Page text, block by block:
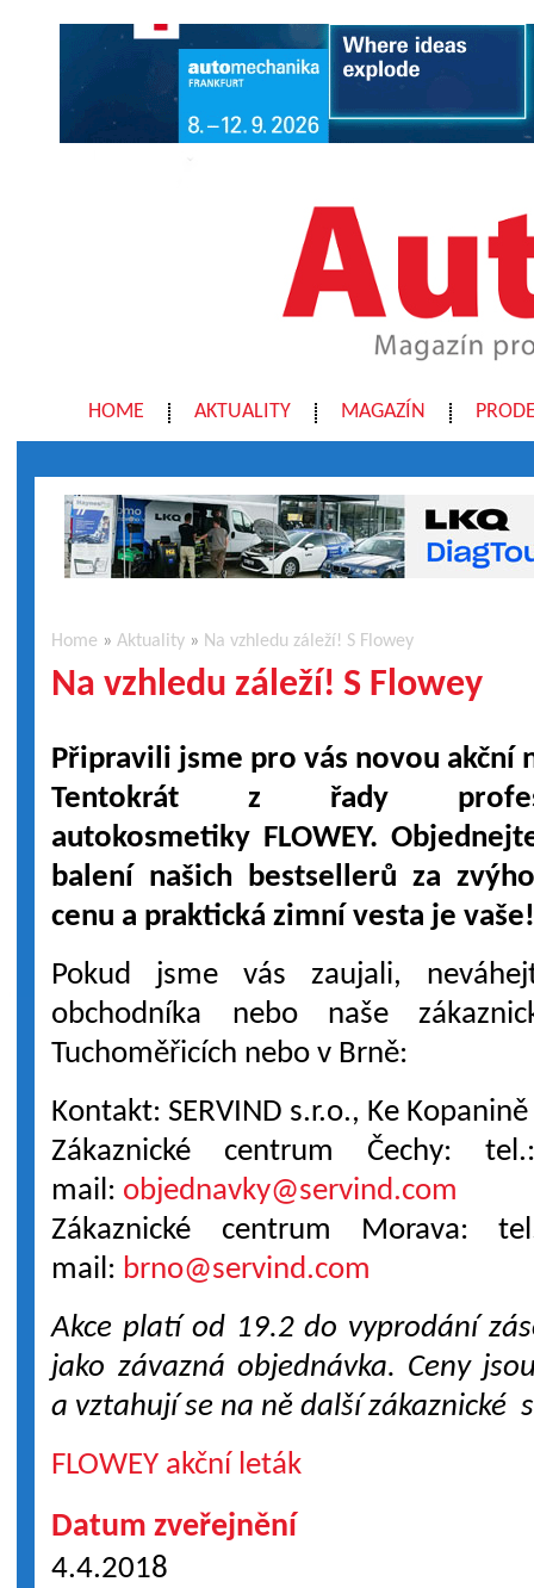
HOME AKTUALITY MAGAZÍN
Home »Aktuality » Na vzhledu záleží! S Flowey
Na vzhledu záleží! S Flowey
Připravili jsme pro vás novou akční
Tentokrát z řady
autokosmetiky FLOWEY.
balení našich bestsellerů za
cenu a praktická zimní vesta je
Pokud jsme vás zaujali,
obchodníka nebo naše
Tuchoměřicích nebo v Brně:
Kontakt: SERVIND s.r.o., Ke
Zákaznické centrum Čechy:
mail: objednavky@servind.com
Zákaznické centrum Morava:
mail: brno@servind.com
Akce platí od 19.2 do vyprodání
jako závazná objednávka. Ceny
a vztahují se na ně další zákaznické
FLOWEY akční leták
Datum zveřejnění
4.4.2018